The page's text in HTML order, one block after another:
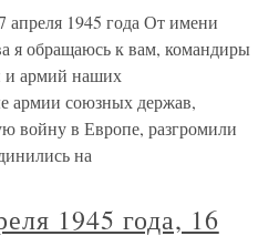
апреля 1945 года От имени
я обращаюсь к вам, командиры
армий наших
армии союзных держав,
войну в Европе, разгромили
на
1945 года, 16